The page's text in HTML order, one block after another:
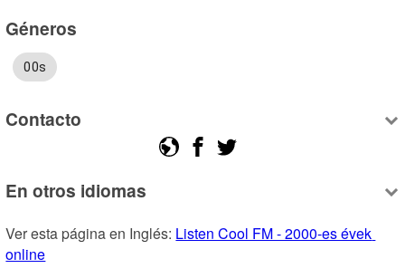
Géneros
00s
Contacto
En otros idiomas
Ver esta página en Inglés: Listen Cool FM - 2000-es évek
online